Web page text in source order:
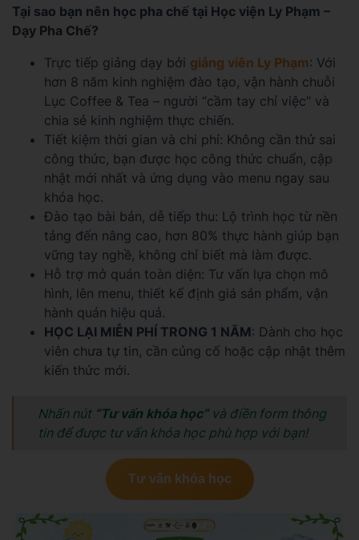
Tại sao bạn nên học pha chế tại Học viện Ly Phạm –
Dạy Pha Chế?
Trực tiếp giảng dạy bởi giảng viên Ly Phạm: Với
hơn 8 năm kinh nghiệm đào tạo, vận hành chuỗi
Lục Coffee & Tea – người “cầm tay chỉ việc” và
chia sẻ kinh nghiệm thực chiến.
Tiết kiệm thời gian và chi phí: Không cần thử sai
công thức, bạn được học công thức chuẩn, cập
nhật mới nhất và ứng dụng vào menu ngay sau
khóa học.
Đào tạo bài bản, dễ tiếp thu: Lộ trình học từ nền
tảng đến nâng cao, hơn 80% thực hành giúp bạn
vững tay nghề, không chỉ biết mà làm được.
Hỗ trợ mở quán toàn diện: Tư vấn lựa chọn mô
hình, lên menu, thiết kế định giá sản phẩm, vận
hành quán hiệu quả.
HỌC LẠI MIỄN PHÍ TRONG 1 NĂM: Dành cho học
viên chưa tự tin, cần củng cố hoặc cập nhật thêm
kiến thức mới.
Nhấn nút “Tư vấn khóa học”và điền form thông
tin để được tư vấn khóa học phù hợp với bạn!
Tư vấn khóa học